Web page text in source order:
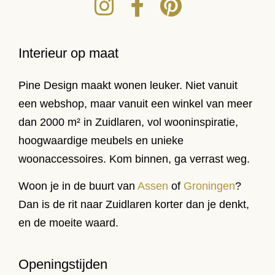
Interieur op maat
Pine Design maakt wonen leuker. Niet vanuit
een webshop, maar vanuit een winkel van meer
dan 2000 m² in Zuidlaren, vol wooninspiratie,
hoogwaardige meubels en unieke
woonaccessoires. Kom binnen, ga verrast weg.
Woon je in de buurt van Assen of Groningen?
Dan is de rit naar Zuidlaren korter dan je denkt,
en de moeite waard.
Openingstijden